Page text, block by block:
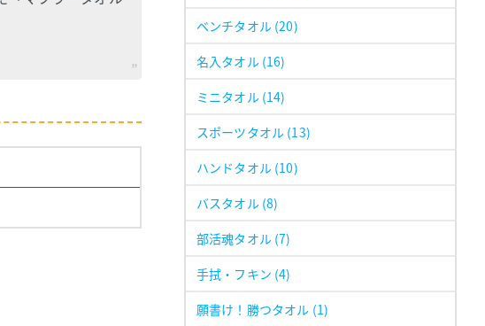
ベンチタオル (20)
名入タオル (16)
ミニタオル (14)
スポーツタオル (13)
ハンドタオル (10)
バスタオル (8)
部活魂タオル (7)
手拭・フキン (4)
願書け！勝つタオル (1)